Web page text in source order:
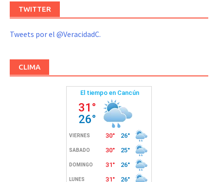
TWITTER
Tweets por el @VeracidadC.
CLIMA